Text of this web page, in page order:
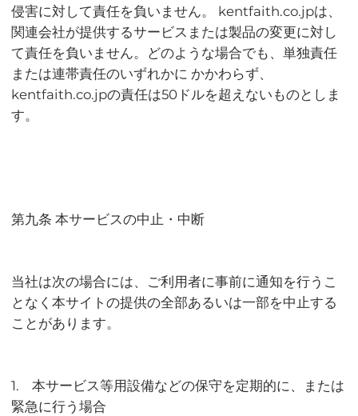
侵害に対して責任を負いません。 kentfaith.co.jpは、
関連会社が提供するサービスまたは製品の変更に対し
て責任を負いません。どのような場合でも、単独責任
または連帯責任のいずれかに かかわらず、
kentfaith.co.jpの責任は50ドルを超えないものとしま
す。
第九条 本サービスの中止・中断
当社は次の場合には、ご利用者に事前に通知を行うこ
となく本サイトの提供の全部あるいは一部を中止する
ことがあります。
1. 本サービス等用設備などの保守を定期的に、または
緊急に行う場合